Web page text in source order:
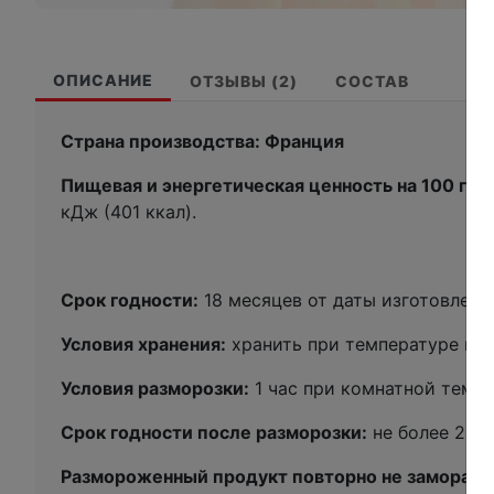
ОПИСАНИЕ ОТЗЫВЫ (2) СОСТАВ
Страна производства: Франция
Пищевая и энергетическая ценность на 100
кДж (401 ккал).
Срок годности: 18 месяцев от даты
Условия хранения: хранить при температуре не
Условия разморозки: 1 час при комнатной
Срок годности после разморозки: не более 24
Размороженный продукт повторно не